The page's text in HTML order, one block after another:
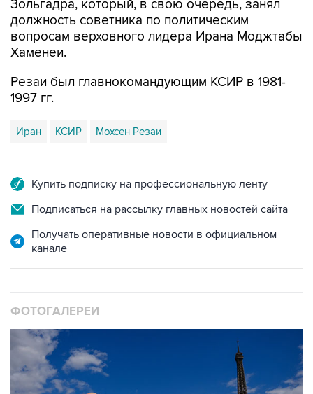
Зольгадра, который, в свою очередь, занял
должность советника по политическим
вопросам верховного лидера Ирана Моджтабы
Хаменеи.
Резаи был главнокомандующим КСИР в 1981-
1997 гг.
Иран КСИР Мохсен Резаи
Купить подписку на профессиональную ленту
Подписаться на рассылку главных новостей сайта
Получать оперативные новости в официальном
канале
ФОТОГАЛЕРЕИ